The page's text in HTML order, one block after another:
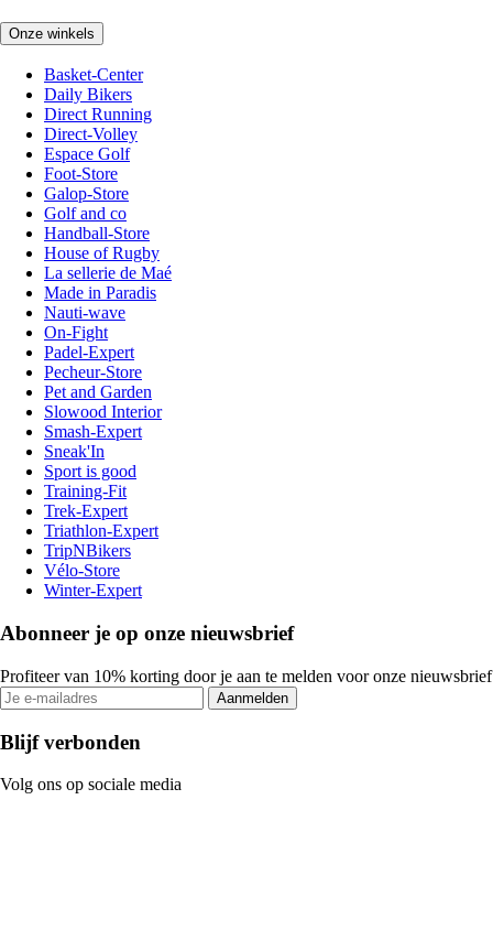
Onze winkels
Basket-Center
Daily Bikers
Direct Running
Direct-Volley
Espace Golf
Foot-Store
Galop-Store
Golf and co
Handball-Store
House of Rugby
La sellerie de Maé
Made in Paradis
Nauti-wave
On-Fight
Padel-Expert
Pecheur-Store
Pet and Garden
Slowood Interior
Smash-Expert
Sneak'In
Sport is good
Training-Fit
Trek-Expert
Triathlon-Expert
TripNBikers
Vélo-Store
Winter-Expert
Abonneer je op onze nieuwsbrief
Profiteer van 10% korting door je aan te melden voor onze nieuwsbrief
Aanmelden
Blijf verbonden
Volg ons op sociale media